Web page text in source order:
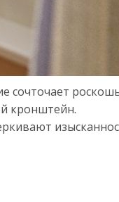
сочточает
кронштейн.